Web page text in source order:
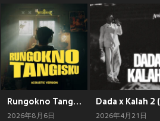
Rungokno Tangisku (Acoustic Version)
2026年8月6日 2026年4月21日